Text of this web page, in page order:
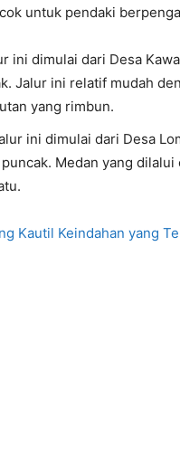
untuk pendaki
ini dimulai dari Desa
Jalur ini relatif mudah
yang rimbun.
ini dimulai dari Desa
Medan yang
Kautil Keindahan yang